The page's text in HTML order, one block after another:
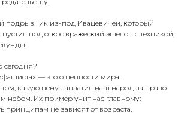
из-под Ивацевичей, который
под откос вражеский эшелон с техникой,
сегодня?
— это о ценности мира.
какую цену заплатил наш народ за право
небом. Их пример учит нас главному:
принципам не зависят от возраста.